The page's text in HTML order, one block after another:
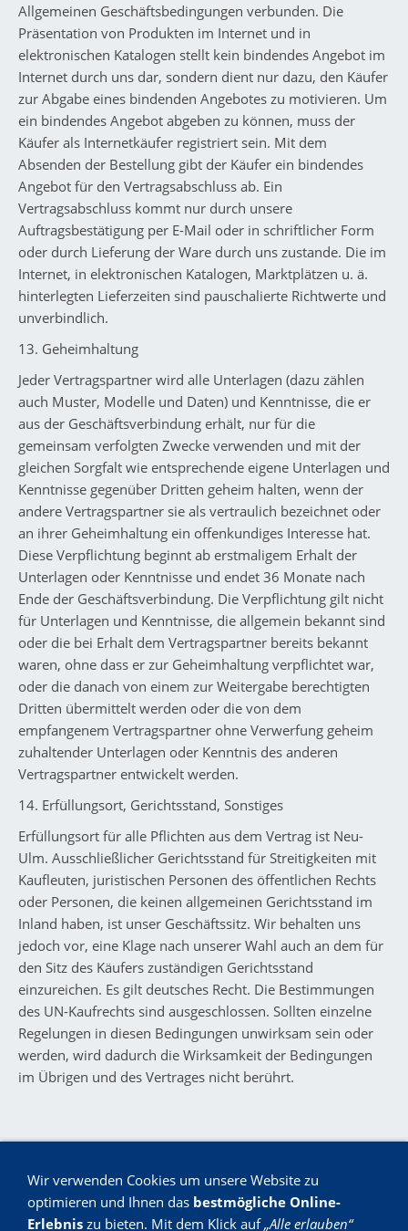
Allgemeinen Geschäftsbedingungen verbunden. Die
Präsentation von Produkten im Internet und in
elektronischen Katalogen stellt kein bindendes Angebot im
Internet durch uns dar, sondern dient nur dazu, den Käufer
zur Abgabe eines bindenden Angebotes zu motivieren. Um
ein bindendes Angebot abgeben zu können, muss der
Käufer als Internetkäufer registriert sein. Mit dem
Absenden der Bestellung gibt der Käufer ein bindendes
Angebot für den Vertragsabschluss ab. Ein
Vertragsabschluss kommt nur durch unsere
Auftragsbestätigung per E-Mail oder in schriftlicher Form
oder durch Lieferung der Ware durch uns zustande. Die im
Internet, in elektronischen Katalogen, Marktplätzen u. ä.
hinterlegten Lieferzeiten sind pauschalierte Richtwerte und
unverbindlich.
13. Geheimhaltung
Jeder Vertragspartner wird alle Unterlagen (dazu zählen
auch Muster, Modelle und Daten) und Kenntnisse, die er
aus der Geschäftsverbindung erhält, nur für die
gemeinsam verfolgten Zwecke verwenden und mit der
gleichen Sorgfalt wie entsprechende eigene Unterlagen und
Kenntnisse gegenüber Dritten geheim halten, wenn der
andere Vertragspartner sie als vertraulich bezeichnet oder
an ihrer Geheimhaltung ein offenkundiges Interesse hat.
Diese Verpflichtung beginnt ab erstmaligem Erhalt der
Unterlagen oder Kenntnisse und endet 36 Monate nach
Ende der Geschäftsverbindung. Die Verpflichtung gilt nicht
für Unterlagen und Kenntnisse, die allgemein bekannt sind
oder die bei Erhalt dem Vertragspartner bereits bekannt
waren, ohne dass er zur Geheimhaltung verpflichtet war,
oder die danach von einem zur Weitergabe berechtigten
Dritten übermittelt werden oder die von dem
empfangenem Vertragspartner ohne Verwerfung geheim
zuhaltender Unterlagen oder Kenntnis des anderen
Vertragspartner entwickelt werden.
14. Erfüllungsort, Gerichtsstand, Sonstiges
Erfüllungsort für alle Pflichten aus dem Vertrag ist Neu-
Ulm. Ausschließlicher Gerichtsstand für Streitigkeiten mit
Kaufleuten, juristischen Personen des öffentlichen Rechts
oder Personen, die keinen allgemeinen Gerichtsstand im
Inland haben, ist unser Geschäftssitz. Wir behalten uns
jedoch vor, eine Klage nach unserer Wahl auch an dem für
den Sitz des Käufers zuständigen Gerichtsstand
einzureichen. Es gilt deutsches Recht. Die Bestimmungen
des UN-Kaufrechts sind ausgeschlossen. Sollten einzelne
Regelungen in diesen Bedingungen unwirksam sein oder
werden, wird dadurch die Wirksamkeit der Bedingungen
im Übrigen und des Vertrages nicht berührt.
Wir verwenden Cookies um unsere Website zu
optimieren und Ihnen das bestmögliche Online-
Erlebnis zu bieten. Mit dem Klick auf„Alle erlauben“